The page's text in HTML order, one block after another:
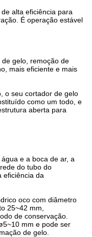
alta eficiência para
É operação estável
gelo, remoção de
mais eficiente e mais
o seu cortador de gelo
como um todo, e
aberta para
e a boca de ar, a
do tubo do
eficiência da
oco com diâmetro
25~42 mm,
de conservação.
mm e pode ser
de gelo.